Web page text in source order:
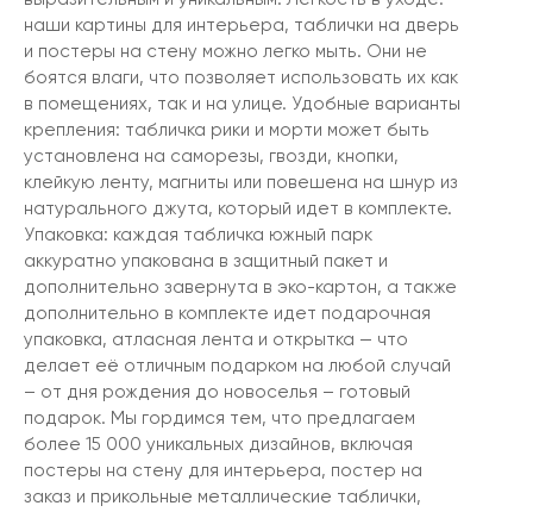
наши картины для интерьера, таблички на дверь
и постеры на стену можно легко мыть. Они не
боятся влаги, что позволяет использовать их как
в помещениях, так и на улице. Удобные варианты
крепления: табличка рики и морти может быть
установлена на саморезы, гвозди, кнопки,
клейкую ленту, магниты или повешена на шнур из
натурального джута, который идет в комплекте.
Упаковка: каждая табличка южный парк
аккуратно упакована в защитный пакет и
дополнительно завернута в эко-картон, а также
дополнительно в комплекте идет подарочная
упаковка, атласная лента и открытка — что
делает её отличным подарком на любой случай
– от дня рождения до новоселья – готовый
подарок. Мы гордимся тем, что предлагаем
более 15 000 уникальных дизайнов, включая
постеры на стену для интерьера, постер на
заказ и прикольные металлические таблички,